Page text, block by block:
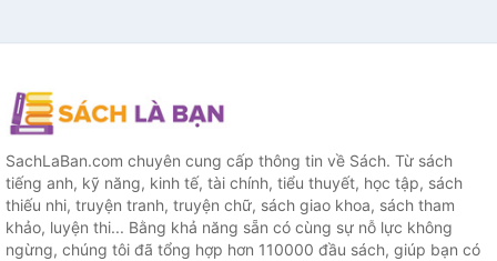
SachLaBan.com chuyên cung cấp thông tin về Sách. Từ sách
tiếng anh, kỹ năng, kinh tế, tài chính, tiểu thuyết, học tập, sách
thiếu nhi, truyện tranh, truyện chữ, sách giao khoa, sách tham
khảo, luyện thi... Bằng khả năng sẵn có cùng sự nỗ lực không
ngừng, chúng tôi đã tổng hợp hơn 110000 đầu sách, giúp bạn có